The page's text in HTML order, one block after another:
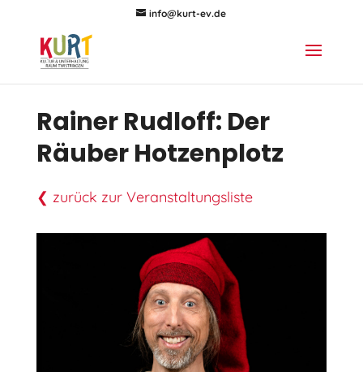
info@kurt-ev.de
Rainer Rudloff: Der
Räuber Hotzenplotz
❮ zurück zur Veranstaltungsliste